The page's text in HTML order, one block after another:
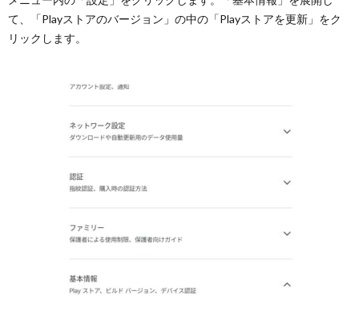
て、「Playストアのバージョン」の中の「Playストアを更新」をク
リックします。